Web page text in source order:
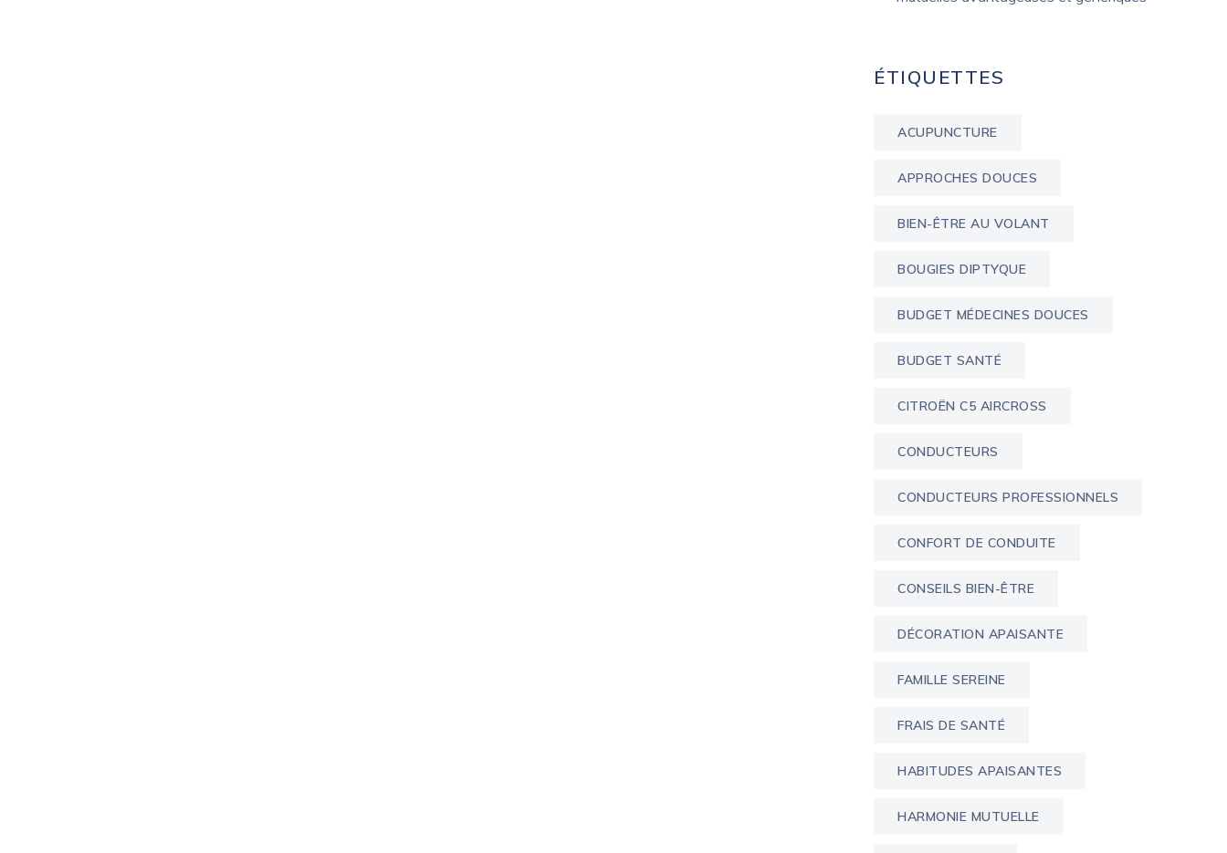
ÉTIQUETTES
ACUPUNCTURE
APPROCHES DOUCES
BIEN-ÊTRE AU VOLANT
BOUGIES DIPTYQUE
BUDGET MÉDECINES DOUCES
BUDGET SANTÉ
CITROËN C5 AIRCROSS
CONDUCTEURS
CONDUCTEURS PROFESSIONNELS
CONFORT DE CONDUITE
CONSEILS BIEN-ÊTRE
DÉCORATION APAISANTE
FAMILLE SEREINE
FRAIS DE SANTÉ
HABITUDES APAISANTES
HARMONIE MUTUELLE